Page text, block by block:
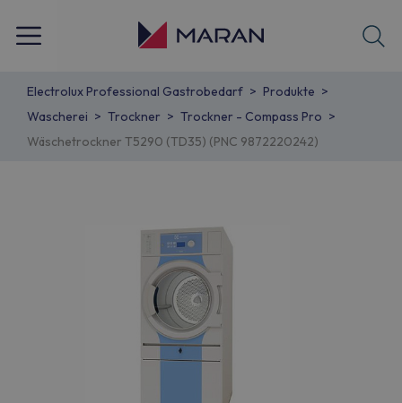
Electrolux Professional Gastrobedarf
Produkte
Wascherei
Trockner
Trockner - Compass Pro
Wäschetrockner T5290 (TD35) (PNC 9872220242)